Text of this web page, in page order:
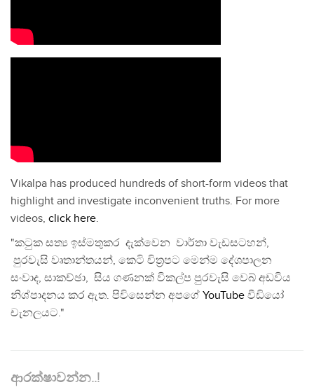
Vikalpa has produced hundreds of short-form videos that
highlight and investigate inconvenient truths. For more
videos, click here.
"කටුක සත්‍ය ඉස්මතුකර දැක්වෙන වාර්තා වැඩසටහන්,
පුරවැසි වෘතාන්තයන්, කෙටි චිත්‍රපට මෙන්ම දේශපාලන
සංවාද, සාකච්ඡා, සිය ගණනක් විකල්ප පුරවැසි වෙබ් අඩවිය
නිශ්පාදනය කර ඇත. පිවිසෙන්න අපගේ YouTube වීඩියෝ
චැනලයට."
ආරක්ෂාවන්න..!